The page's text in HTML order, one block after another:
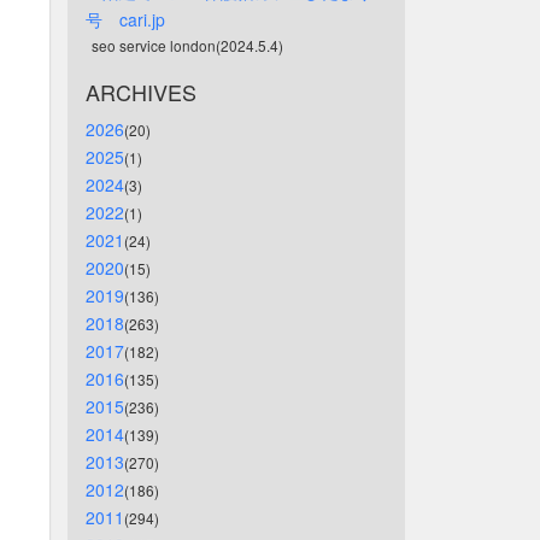
号　cari.jp
seo service london(2024.5.4)
ARCHIVES
2026(20)
2025(1)
2024(3)
2022(1)
2021 (24)
2020(15)
2019(136)
2018(263)
2017(182)
2016(135)
2015(236)
2014(139)
2013(270)
2012(186)
2011 (294)